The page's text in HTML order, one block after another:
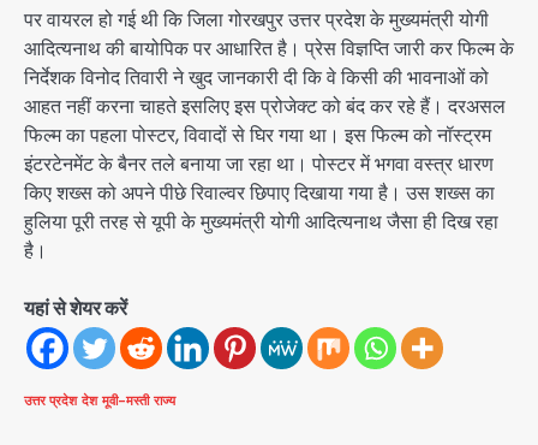
पर वायरल हो गई थी कि जिला गोरखपुर उत्तर प्रदेश के मुख्यमंत्री योगी
आदित्यनाथ की बायोपिक पर आधारित है। प्रेस विज्ञप्ति जारी कर फिल्म के
निर्देशक विनोद तिवारी ने खुद जानकारी दी कि वे किसी की भावनाओं को
आहत नहीं करना चाहते इसलिए इस प्रोजेक्ट को बंद कर रहे हैं। दरअसल
फिल्म का पहला पोस्टर, विवादों से घिर गया था। इस फिल्म को नॉस्ट्रम
इंटरटेनमेंट के बैनर तले बनाया जा रहा था। पोस्टर में भगवा वस्त्र धारण
किए शख्स को अपने पीछे रिवाल्वर छिपाए दिखाया गया है। उस शख्स का
हुलिया पूरी तरह से यूपी के मुख्यमंत्री योगी आदित्यनाथ जैसा ही दिख रहा
है।
यहां से शेयर करें
उत्तर प्रदेश देश मूवी-मस्ती राज्य